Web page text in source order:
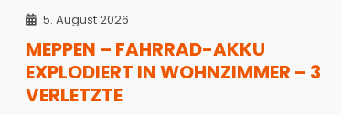
5. August 2026
MEPPEN – FAHRRAD-AKKU
EXPLODIERT IN WOHNZIMMER – 3
VERLETZTE